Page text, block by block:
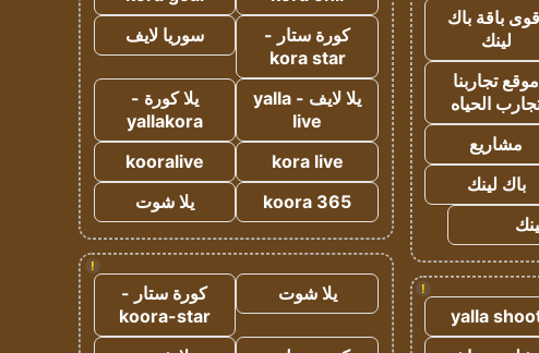
باقة باك
لينك
موقع تجاربنا
الحياه
مشاريع
باك لينك
!
yalla
كورة ستار -
kora star
سوريا لايف
يلا لايف - yalla
live
يلا كورة -
yallakora
kora live
kooralive
koora 365
يلا شوت
!
يلا شوت
كورة ستار -
koora-star